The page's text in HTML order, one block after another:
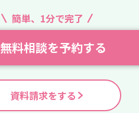
簡単、1分で完了
無料相談を予約する
資料請求をする